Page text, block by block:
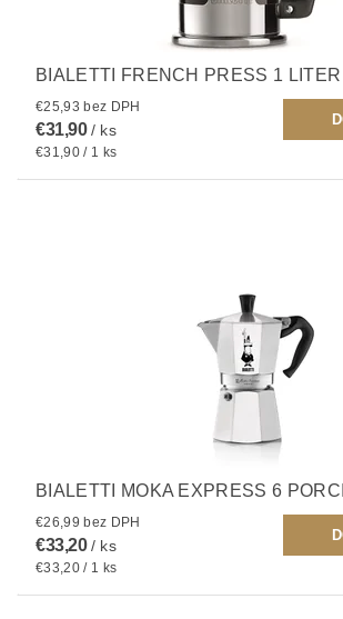
BIALETTI FRENCH PRESS 1 LITER
€25,93 bez DPH
€31,90/ ks
€31,90 / 1 ks
BIALETTI MOKA EXPRESS 6 PORCII
€26,99 bez DPH
€33,20/ ks
€33,20 / 1 ks